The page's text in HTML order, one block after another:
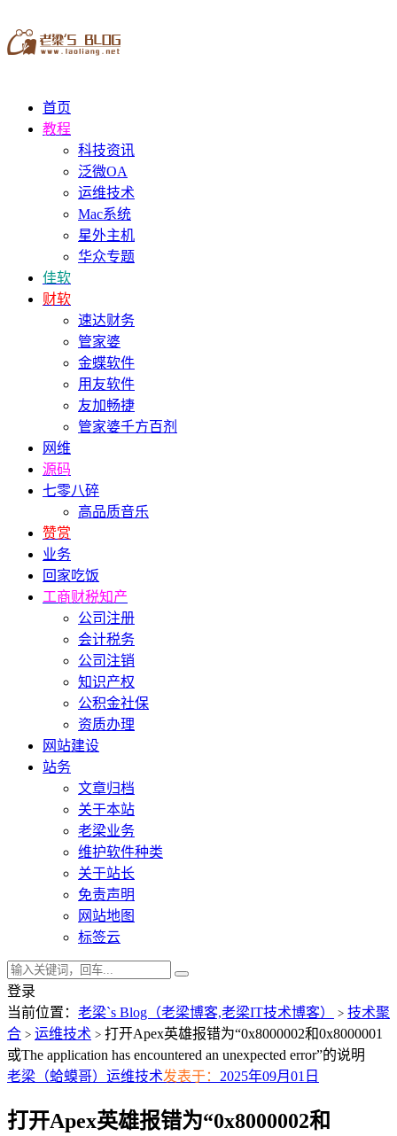
首页
教程
科技资讯
泛微OA
运维技术
Mac系统
星外主机
华众专题
佳软
财软
速达财务
管家婆
金蝶软件
用友软件
友加畅捷
管家婆千方百剂
网维
源码
七零八碎
高品质音乐
赞赏
业务
回家吃饭
工商财税知产
公司注册
会计税务
公司注销
知识产权
公积金社保
资质办理
网站建设
站务
文章归档
关于本站
老梁业务
维护软件种类
关于站长
免责声明
网站地图
标签云
登录
当前位置： 老梁`s Blog（老梁博客,老梁IT技术博客） > 技术聚
合 > 运维技术 > 打开Apex英雄报错为“0x8000002和0x8000001
或The application has encountered an unexpected error”的说明
老梁（蛤蟆哥） 运维技术发表于： 2025年09月01日
打开Apex英雄报错为“0x8000002和